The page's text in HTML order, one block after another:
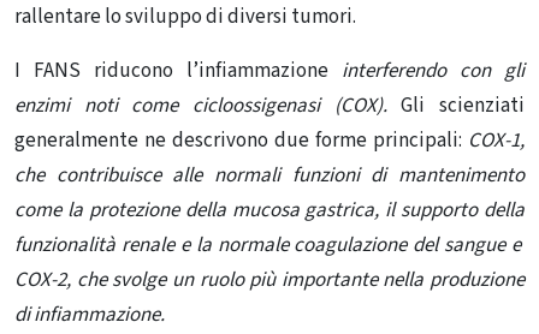
rallentare lo sviluppo di diversi tumori.
I FANS riducono l’infiammazione interferendo con gli
enzimi noti come cicloossigenasi (COX).Gli scienziati
generalmente ne descrivono due forme principali: COX-1,
che contribuisce alle normali funzioni di mantenimento
come la protezione della mucosa gastrica, il supporto della
funzionalità renale e la normale coagulazione del sangue e
COX-2, che svolge un ruolo più importante nella produzione
di infiammazione.